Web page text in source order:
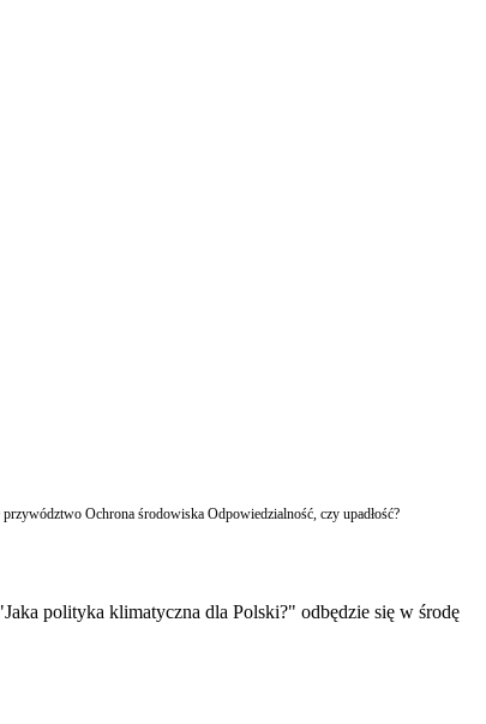
Ochrona środowiska Odpowiedzialność, czy upadłość?
polityka klimatyczna dla Polski?" odbędzie się w środę